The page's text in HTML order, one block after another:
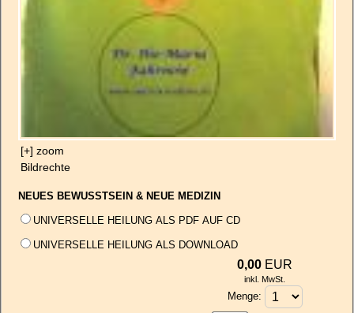
[+] zoom
Bildrechte
NEUES BEWUSSTSEIN & NEUE MEDIZIN
UNIVERSELLE HEILUNG ALS PDF AUF CD
UNIVERSELLE HEILUNG ALS DOWNLOAD
0,00 EUR
inkl. MwSt.
Menge: